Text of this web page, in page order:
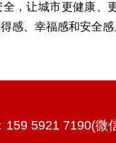
，让城市更健康、
感、幸福感和安全感
159 5921 7190(微